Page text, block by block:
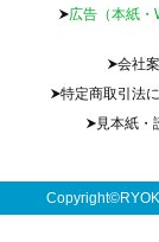
広告（本紙・
会社
特定商取引法
見本紙・